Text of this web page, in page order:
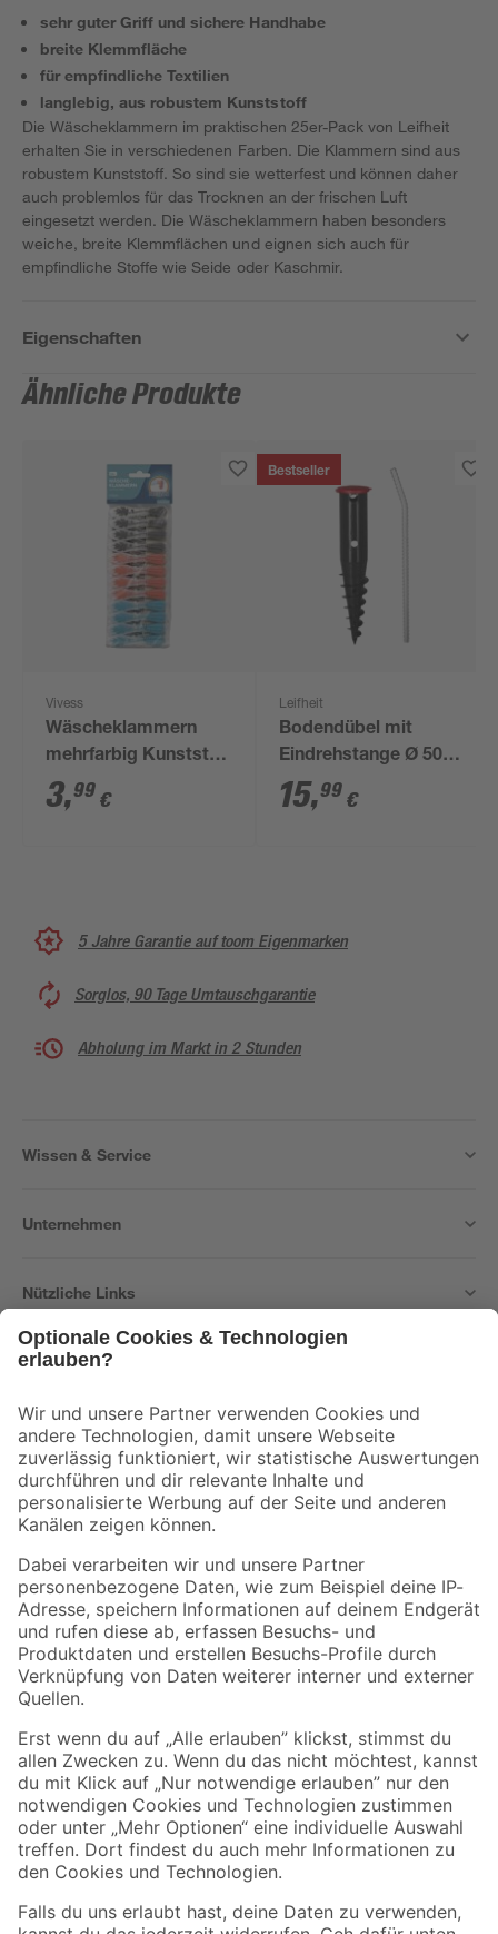
sehr guter Griff und sichere Handhabe
breite Klemmfläche
für empfindliche Textilien
langlebig, aus robustem Kunststoff
Die Wäscheklammern im praktischen 25er-Pack von Leifheit
erhalten Sie in verschiedenen Farben. Die Klammern sind aus
robustem Kunststoff. So sind sie wetterfest und können daher
auch problemlos für das Trocknen an der frischen Luft
eingesetzt werden. Die Wäscheklammern haben besonders
weiche, breite Klemmflächen und eignen sich auch für
empfindliche Stoffe wie Seide oder Kaschmir.
Eigenschaften
Ähnliche Produkte
Vivess
Wäscheklammern
mehrfarbig Kunststoff
8,5 x 1,7 x 3,8 cm 24
Stück
3,99 €
Bestseller
Leifheit
Bodendübel mit
Eindrehstange Ø 50
mm
15,99 €
5 Jahre Garantie auf toom Eigenmarken
Sorglos, 90 Tage Umtauschgarantie
Abholung im Markt in 2 Stunden
Wissen & Service
Unternehmen
Nützliche Links
Der toom Newsletter: Keine Angebote und Aktionen mehr verpassen!
Zur Newsletter Anmeldung
Folge uns
Zahlungsarten Versandarten
Sicher einkaufen
Jetzt die toom-App herunterladen